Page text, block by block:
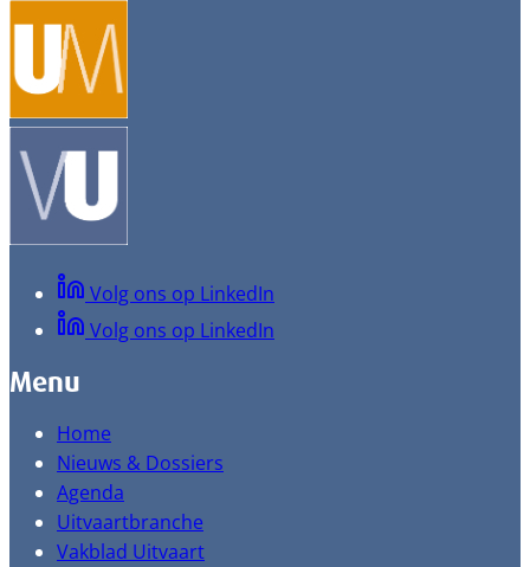
Volg ons op LinkedIn
Volg ons op LinkedIn
Menu
Home
Nieuws & Dossiers
Agenda
Uitvaartbranche
Vakblad Uitvaart